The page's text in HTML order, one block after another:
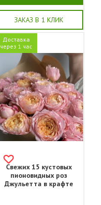
ЗАКАЗ В 1 КЛИК
Доставка
через 1 час
Свежих 15 кустовых
пионовидных роз
Джульетта в крафте